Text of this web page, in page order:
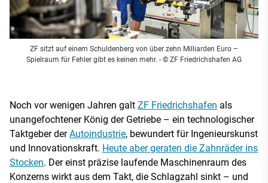
ZF sitzt aufeinem Schuldenberg von über zehn Milliarden Euro –
Spielraum für Fehler gibt es keinen mehr. - © ZF Friedrichshafen AG
Noch vor wenigen Jahren galt ZF Friedrichshafen als
unangefochtener König der Getriebe – ein technologischer
Taktgeber derAutoindustrie, bewundert für Ingenieurskunst
und Innovationskraft. Heute aber geraten die Zahnräder ins
Stocken. Der einst präzise laufende Maschinenraum des
Konzerns wirkt aus dem Takt, die Schlagzahl sinkt – und